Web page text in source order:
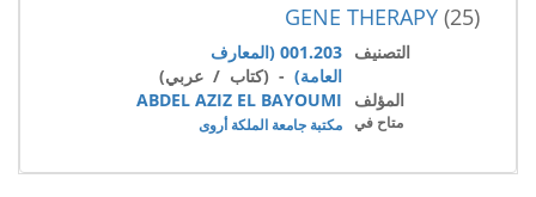
(25)
GENE THERAPY
التصنيف
001.203 (المعارف
العامة) - (كتاب / عربي)
المؤلف
ABDEL AZIZ EL BAYOUMI
متاح في مكتبة جامعة الملكة أروى